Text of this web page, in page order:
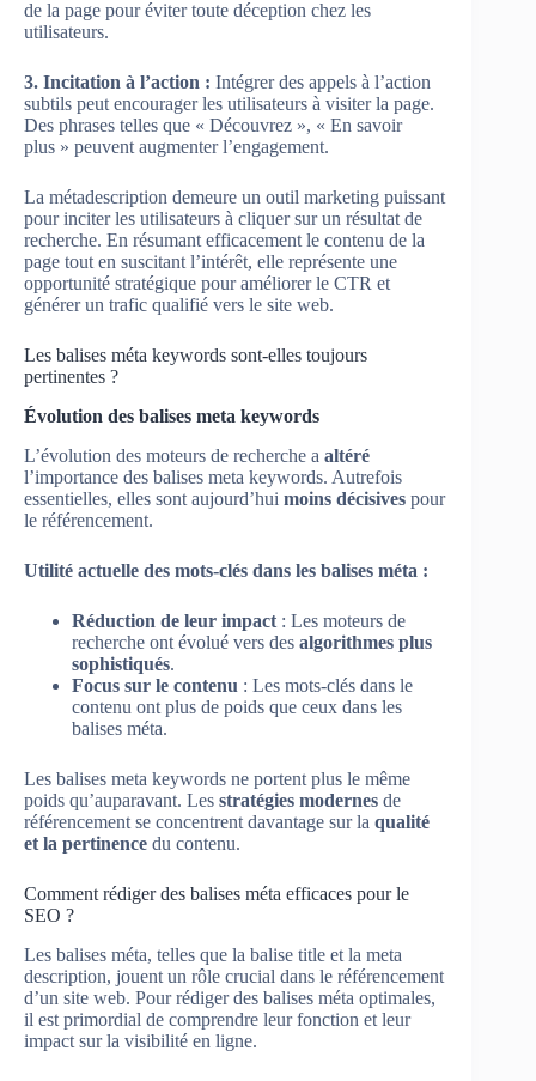
de la page pour éviter toute déception chez les
utilisateurs.
3. Incitation à l’action : Intégrer des appels à l’action
subtils peut encourager les utilisateurs à visiter la page.
Des phrases telles que « Découvrez », « En savoir
plus » peuvent augmenter l’engagement.
La métadescription demeure un outil marketing puissant
pour inciter les utilisateurs à cliquer sur un résultat de
recherche. En résumant efficacement le contenu de la
page tout en suscitant l’intérêt, elle représente une
opportunité stratégique pour améliorer le CTR et
générer un trafic qualifié vers le site web.
Les balises méta keywords sont-elles toujours
pertinentes ?
Évolution des balises meta keywords
L’évolution des moteurs de recherche a altéré
l’importance des balises meta keywords. Autrefois
essentielles, elles sont aujourd’hui moins décisives pour
le référencement.
Utilité actuelle des mots-clés dans les balises méta :
Réduction de leur impact : Les moteurs de
recherche ont évolué vers des algorithmes plus
sophistiqués.
Focus sur le contenu : Les mots-clés dans le
contenu ont plus de poids que ceux dans les
balises méta.
Les balises meta keywords ne portent plus le même
poids qu’auparavant. Les stratégies modernes de
référencement se concentrent davantage sur la qualité
et la pertinence du contenu.
Comment rédiger des balises méta efficaces pour le
SEO ?
Les balises méta, telles que la balise title et la meta
description, jouent un rôle crucial dans le référencement
d’un site web. Pour rédiger des balises méta optimales,
il est primordial de comprendre leur fonction et leur
impact sur la visibilité en ligne.